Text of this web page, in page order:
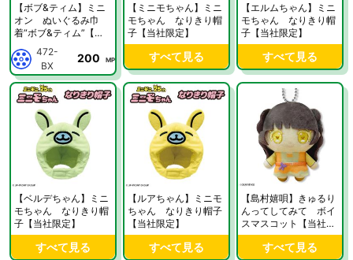
【ボブ&ティム】ミニ
オン ぬいぐるみ巾
着“ボブ&ティム”【当
472-
BX
200 MP
【ミニモちゃん】ミニ
モちゃん なりきり帽
子【当社限定】
すべて見る
【エルムちゃん】ミニ
モちゃん なりきり帽
子【当社限定】
すべて見る
【ベルデちゃん】ミニ
モちゃん なりきり帽
子【当社限定】
すべて見る
【ルアちゃん】ミニモ
ちゃん なりきり帽子
【当社限定】
すべて見る
【島村嬉唄】きゅるり
んってしてみて ボイ
スマスコット【当社限
定】
すべて見る